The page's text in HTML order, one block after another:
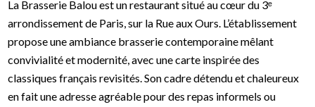
La Brasserie Balou est un restaurant situé au cœur du 3ᵉ
arrondissement de Paris, sur la Rue aux Ours. L’établissement
propose une ambiance brasserie contemporaine mêlant
convivialité et modernité, avec une carte inspirée des
classiques français revisités. Son cadre détendu et chaleureux
en fait une adresse agréable pour des repas informels ou